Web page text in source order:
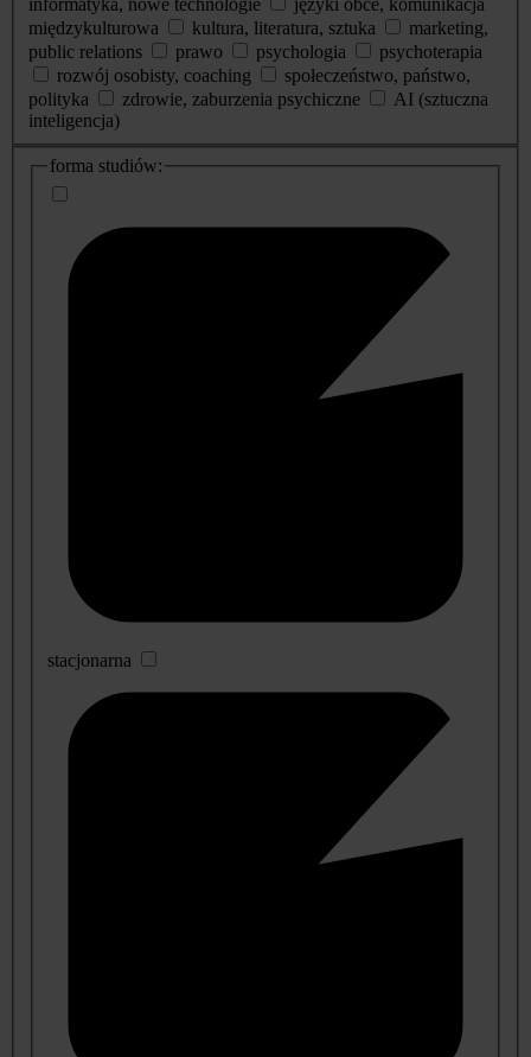
informatyka, nowe technologie
języki obce, komunikacja
międzykulturowa
kultura, literatura, sztuka
marketing,
public relations
prawo psychologia
psychoterapia
rozwój osobisty, coaching
społeczeństwo, państwo,
polityka
zdrowie, zaburzenia psychiczne
AI (sztuczna
inteligencja)
dodatkowe
informacje
forma studiów:
stacjonarna